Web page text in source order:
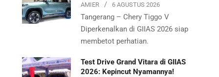
AMIER 6 AGUSTUS 2026
Tangerang – Chery Tiggo V
Diperkenalkan di GIIAS 2026 siap
membetot perhatian.
Test Drive Grand Vitara di GIIAS
2026: Kepincut Nyamannya!